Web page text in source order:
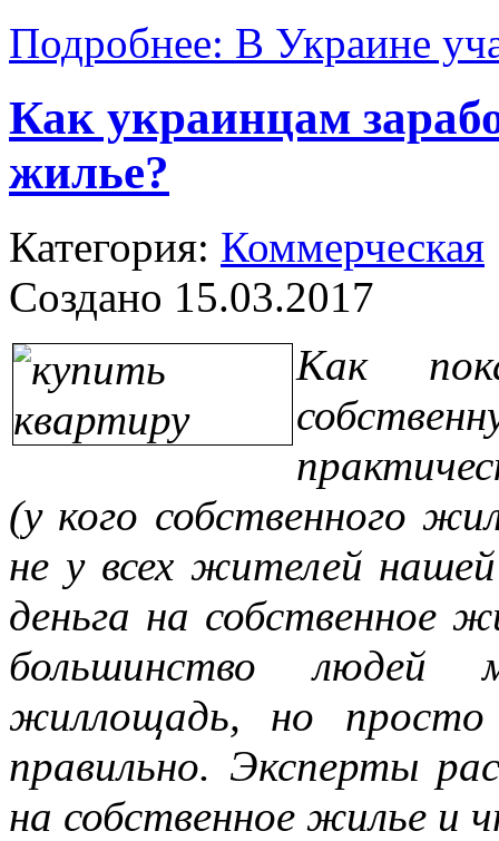
Подробнее: В Украине
Как украинцам
жилье?
Категория: Коммерческая
Создано 15.03.2017
Как
(у кого собственного
не у всех жителей
деньга на собственное
большинство
жиллощадь, но
правильно. Эксперты
на собственное жилье и